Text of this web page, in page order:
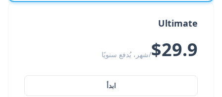
Ultimate
$29.9/شهر، يُدفع سنويًا
ابدأ